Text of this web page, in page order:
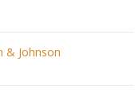
& Johnson